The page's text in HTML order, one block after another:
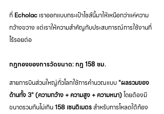
ที่ Echolac เราออกแบบกระเป๋าไซส์นี้มาให้เหนือกว่าแค่ความ
กว้างขวาง แต่เราให้ความสำคัญกับประสบการณ์การใช้งานที่
ไร้รอยต่อ
กฎทองของการวัดขนาด: กฎ 158 ซม.
สายการบินส่วนใหญ่ทั่วโลกใช้การคำนวณแบบ "ผลรวมของ
ด้านทั้ง 3" (ความกว้าง + ความสูง + ความหนา) โดยต้องมี
ขนาดรวมกันไม่เกิน 158 เซนติเมตร สำหรับการโหลดใต้ท้อง